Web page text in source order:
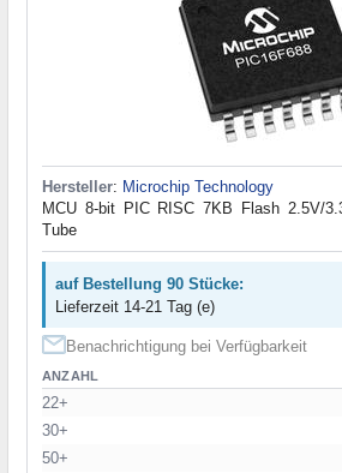
Hersteller: Microchip Technology
MCU 8-bit PIC RISC 7KB Flash 2.5V/
Tube
auf Bestellung 90 Stücke:
Lieferzeit 14-21 Tag (e)
Benachrichtigung bei Verfügbarkeit
ANZAHL
22+
30+
50+